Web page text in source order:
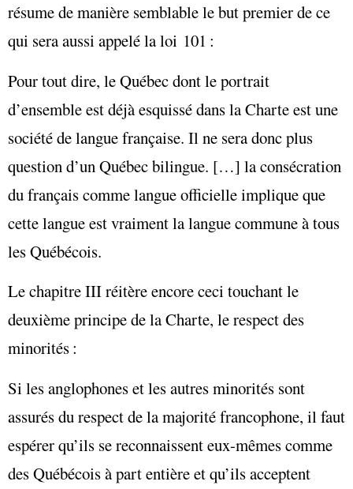
résume de manière semblable le but premier de ce
qui sera aussi appelé la loi 101 :
Pour tout dire, le Québec dont le portrait
d’ensemble est déjà esquissé dans la Charte est une
société de langue française. Il ne sera donc plus
question d’un Québec bilingue. […] la consécration
du français comme langue officielle implique que
cette langue est vraiment la langue commune à tous
les Québécois.
Le chapitre III réitère encore ceci touchant le
deuxième principe de la Charte, le respect des
minorités :
Si les anglophones et les autres minorités sont
assurés du respect de la majorité francophone, il faut
espérer qu’ils se reconnaissent eux-mêmes comme
des Québécois à part entière et qu’ils acceptent